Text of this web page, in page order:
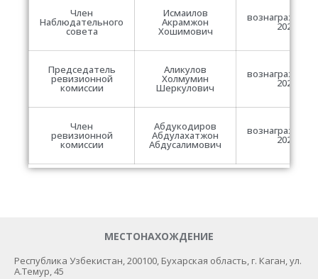
Член
Наблюдательного
совета
Исмаилов
Акрамжон
Хошимович 2021
Председатель
ревизионной
комиссии
Аликулов
Холмумин
Шеркулович 2021
Член
ревизионной
комиссии
Абдукодиров
Абдулахатжон
Абдусалимович 2021
МЕСТОНАХОЖДЕНИЕ
Республика Узбекистан, 200100​, Бухарская область, г. Каган, ул.
А.Темур, 45